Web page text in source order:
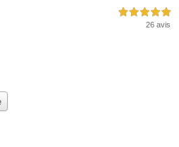
5,0 étoiles sur 5
26 avis